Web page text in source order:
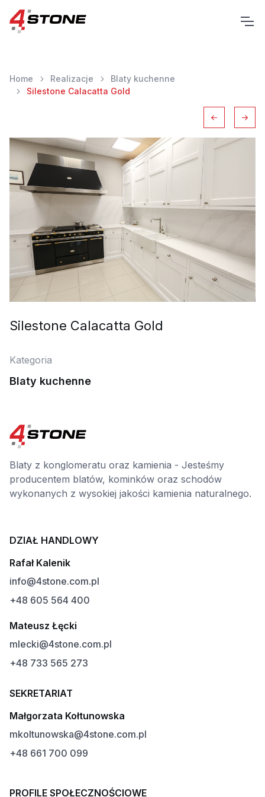
Home Realizacje
Blaty kuchenne
Silestone Calacatta Gold
Silestone Calacatta Gold
Kategoria
Blaty kuchenne
Blaty z konglomeratu oraz kamienia - Jesteśmy
producentem blatów, kominków oraz schodów
wykonanych z wysokiej jakości kamienia naturalnego.
DZIAŁ HANDLOWY
Rafał Kalenik
info@4stone.com.pl
+48 605 564 400
Mateusz Łęcki
mlecki@4stone.com.pl
+48 733 565 273
SEKRETARIAT
Małgorzata Kołtunowska
mkoltunowska@4stone.com.pl
+48 661 700 099
PROFILE SPOŁECZNOŚCIOWE